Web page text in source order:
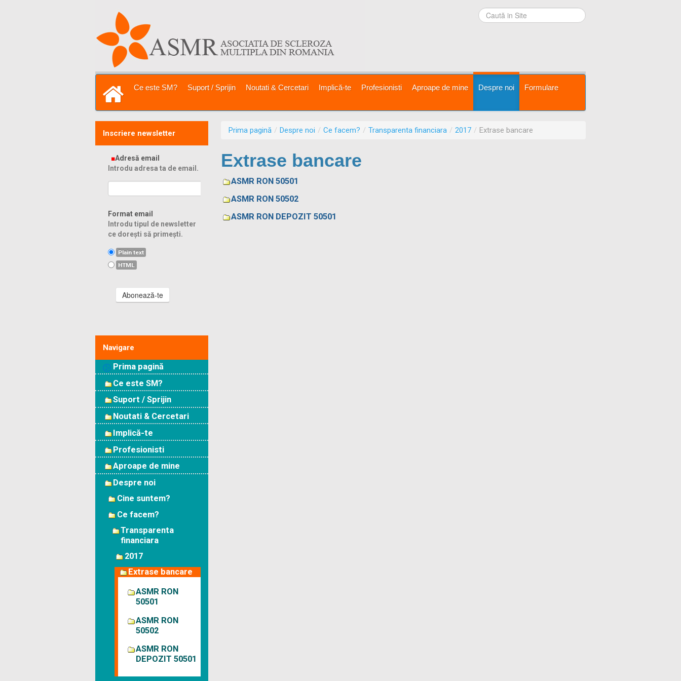
conţinut
Sari la
navigare
Secţiuni
Ce este SM? Suport / Sprijin Noutati & Cercetari Implică-te Profesionisti Aproape de mine Despre noi Formulare
Inscriere newsletter
Adresă email
Introdu adresa ta de email.
Format email
Introdu tipul de newsletter
ce dorești să primești.
Plain text
HTML
Abonează-te
Navigare
Prima pagină
Ce este SM?
Suport / Sprijin
Noutati & Cercetari
Implică-te
Profesionisti
Aproape de mine
Despre noi
Cine suntem?
Ce facem?
Transparenta
financiara
2017
Extrase bancare
ASMR RON
50501
ASMR RON
50502
ASMR RON
DEPOZIT 50501
Prima pagină / Despre noi / Ce facem? / Transparenta financiara / 2017 / Extrase bancare
Extrase bancare
ASMR RON 50501
ASMR RON 50502
ASMR RON DEPOZIT 50501